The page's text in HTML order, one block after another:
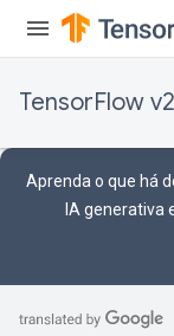
TensorFlow
Aprenda o que há
IA generativa